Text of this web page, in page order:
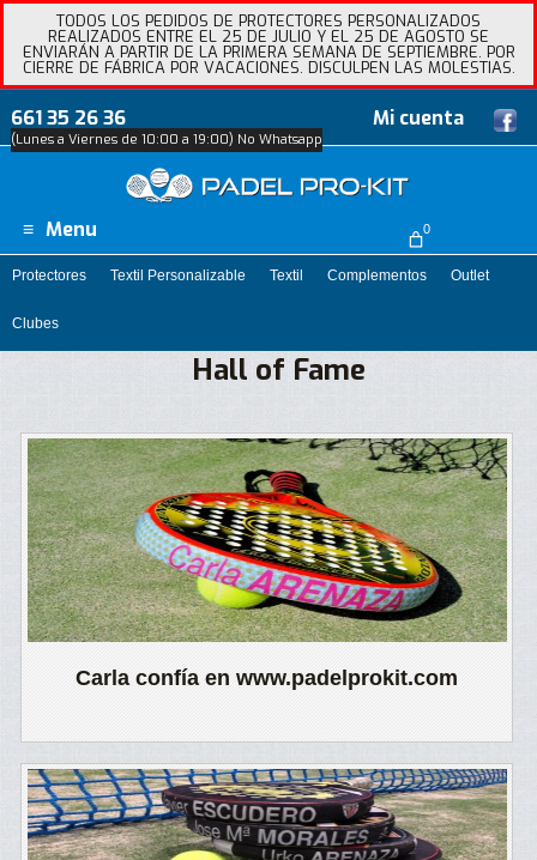
TODOS LOS PEDIDOS DE PROTECTORES PERSONALIZADOS
REALIZADOS ENTRE EL 25 DE JULIO Y EL 25 DE AGOSTO SE
ENVIARÁN A PARTIR DE LA PRIMERA SEMANA DE SEPTIEMBRE. POR
CIERRE DE FÁBRICA POR VACACIONES. DISCULPEN LAS MOLESTIAS.
Mi cuenta
661 35 26 36
(Lunes a Viernes de 10:00 a 19:00) No Whatsapp
Menu 0
Protectores Textil Personalizable Textil Complementos Outlet
Clubes
Hall of Fame
Carla confía en www.padelprokit.com